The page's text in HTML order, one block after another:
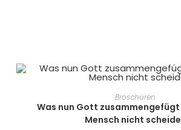
IN DEN WARENKORB
Broschüren
Was nun Gott
Mensch nicht